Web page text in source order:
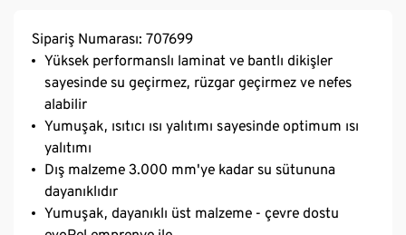
Sipariş Numarası: 707699
Yüksek performanslı laminat ve bantlı dikişler
sayesinde su geçirmez, rüzgar geçirmez ve nefes
alabilir
Yumuşak, ısıtıcı ısı yalıtımı sayesinde optimum ısı
yalıtımı
Dış malzeme 3.000 mm'ye kadar su sütununa
dayanıklıdır
Yumuşak, dayanıklı üst malzeme - çevre dostu